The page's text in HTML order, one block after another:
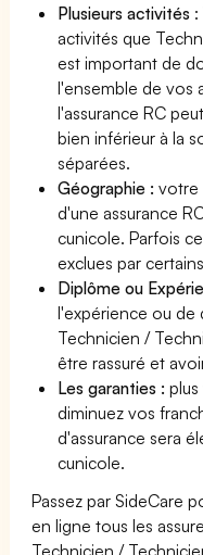
Plusieurs activités
activités que
est important de
l'ensemble de vos
l'assurance RC
bien inférieur à la
séparées.
Géographie :votre
d'une assurance
cunicole. Parfois
exclues par
Diplôme ou
l'expérience ou de
Technicien /
être rassuré et
Les garanties :
diminuez vos
d'assurance sera
cunicole.
Passez par SideCare
en ligne tous les
Technicien /